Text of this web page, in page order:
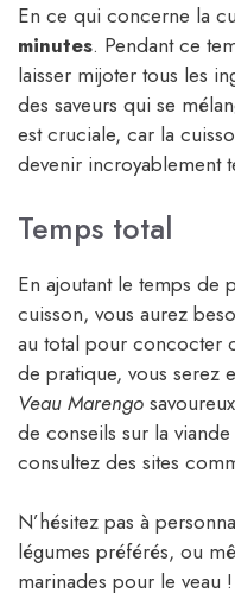
En ce qui concerne la
minutes. Pendant ce
laisser mijoter tous les
des saveurs qui se
est cruciale, car la
devenir incroyablement
Temps total
En ajoutant le temps de
cuisson, vous aurez
au total pour concocter
de pratique, vous serez
Veau Marengo
de conseils sur la
consultez des sites
N’hésitez pas à
légumes préférés, ou
marinades pour le veau !